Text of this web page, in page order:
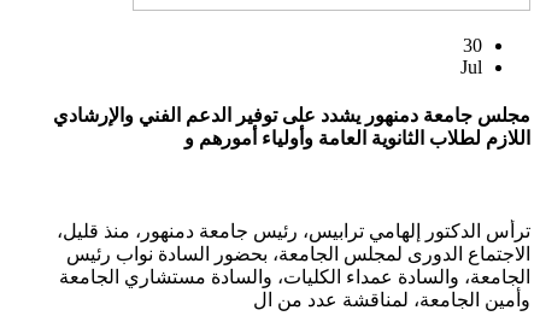
30
Jul
مجلس جامعة دمنهور يشدد على توفير الدعم الفني والإرشادي
اللازم لطلاب الثانوية العامة وأولياء أمورهم و
ترأس الدكتور إلهامي ترابيس، رئيس جامعة دمنهور، منذ قليل،
الاجتماع الدورى لمجلس الجامعة، بحضور السادة نواب رئيس
الجامعة، والسادة عمداء الكليات، والسادة مستشاري الجامعة
وأمين الجامعة، لمناقشة عدد من ال